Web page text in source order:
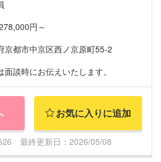
円～
京都市中京区西ノ京原町55-2
面談時にお伝えいたします。
お気に入りに追加
最終更新日：2026/05/08